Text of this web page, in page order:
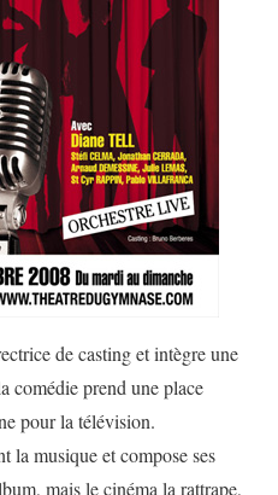
de casting et intègre une
comédie prend une place
pour la télévision.
la musique et compose ses
mais le cinéma la rattrape,